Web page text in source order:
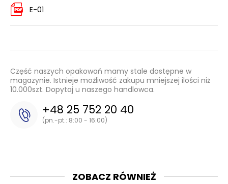
E-01
Część naszych opakowań mamy stale dostępne w
magazynie. Istnieje możliwość zakupu mniejszej ilości niż
10.000szt. Dopytaj u naszego handlowca.
+48 25 752 20 40
(pn.-pt.: 8:00 - 16:00)
ZOBACZ RÓWNIEŻ